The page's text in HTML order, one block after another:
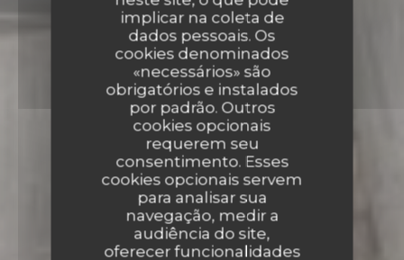
implicar na coleta de
dados pessoais. Os
cookies denominados
«necessários» são
obrigatórios e instalados
por padrão. Outros
cookies opcionais
requerem seu
consentimento. Esses
cookies opcionais servem
para analisar sua
navegação, medir a
audiência do site,
oferecer funcionalidades